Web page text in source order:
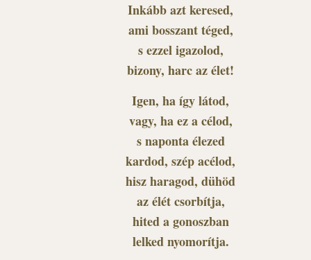
Inkább azt keresed,
ami bosszant téged,
s ezzel igazolod,
bizony, harc az élet!
Igen, ha így látod,
vagy, ha ez a célod,
s naponta élezed
kardod, szép acélod,
hisz haragod, dühöd
az élét csorbítja,
hited a gonoszban
lelked nyomorítja.